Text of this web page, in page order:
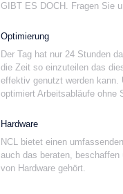
GIBT ES DOCH. Fragen Sie
Optimierung
Der Tag hat nur 24 Stunden
die Zeit so einzuteilen das
effektiv genutzt werden kann.
optimiert Arbeitsabläufe ohne
Hardware
NCL bietet einen
auch das beraten, beschaffen
von Hardware gehört.